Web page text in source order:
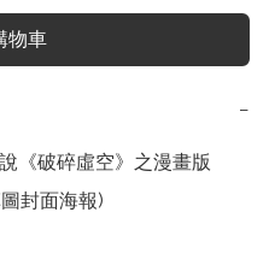
物車
−
《破碎虛空》之漫畫版
封面海報)